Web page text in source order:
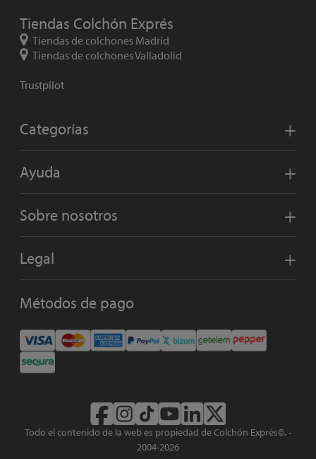
Tiendas Colchón Exprés
Tiendas de colchones Madrid
Tiendas de colchones Valladolid
Trustpilot
Categorías
Ayuda
Sobre nosotros
Legal
Métodos de pago
Todo el contenido de la web es propiedad de Colchón Exprés©. -
2004-2026